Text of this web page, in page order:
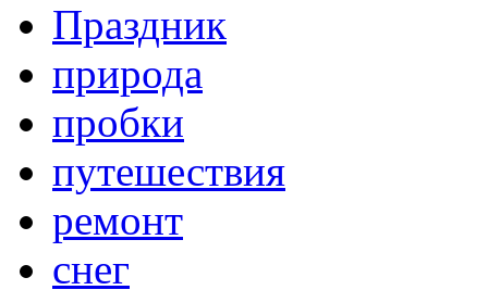
Праздник
природа
пробки
путешествия
ремонт
снег